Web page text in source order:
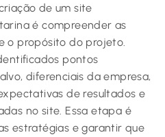
de um site
é compreender as
o propósito do projeto.
pontos
diferenciais da empresa,
de resultados e
no site. Essa etapa é
estratégias e garantir que